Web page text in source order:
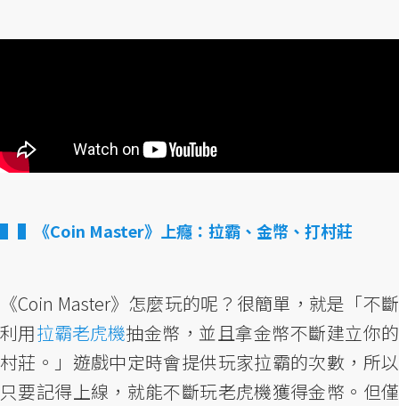
▌《Coin Master》上癮：拉霸、金幣、打村莊
《Coin Master》怎麼玩的呢？很簡單，就是「不斷
利用拉霸老虎機抽金幣，並且拿金幣不斷建立你的
村莊。」遊戲中定時會提供玩家拉霸的次數，所以
只要記得上線，就能不斷玩老虎機獲得金幣。但僅